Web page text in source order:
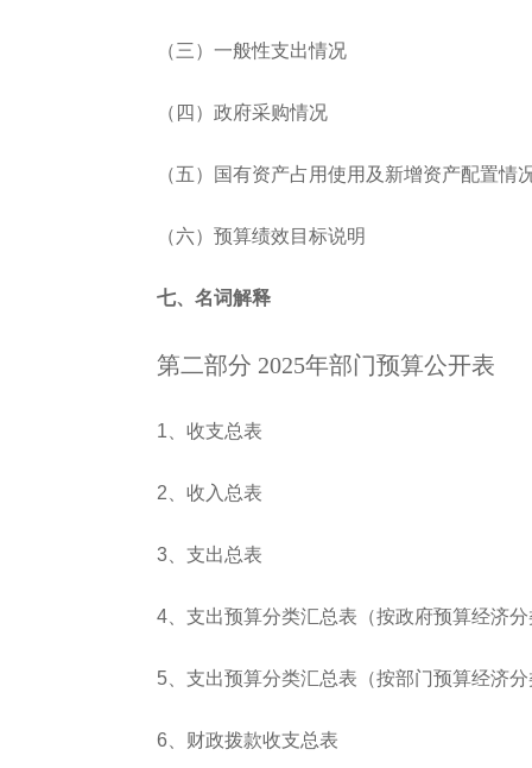
（三）一般性支出情况
（四）政府采购情况
（五）国有资产占用使用及新增资产配置情
（六）预算绩效目标说明
七、名词解释
第二部分 2025年部门预算公开表
1、收支总表
2、收入总表
3、支出总表
4、支出预算分类汇总表（按政府预算经济
5、支出预算分类汇总表（按部门预算经济
6、财政拨款收支总表